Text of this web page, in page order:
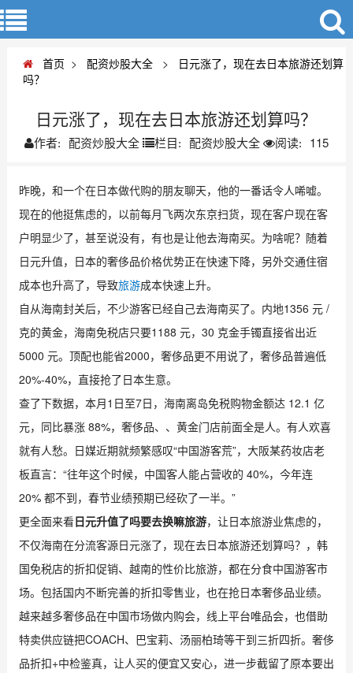
首页 > 配资炒股大全 >
日元涨了，现在去日本旅游还划算
吗？
日元涨了，现在去日本旅游还划算吗？
作者: 配资炒股大全 栏目: 配资炒股大全 阅读: 115
昨晚，和一个在日本做代购的朋友聊天，他的一番话令人唏嘘。
现在的他挺焦虑的，以前每月飞两次东京扫货，现在客户现在客
户明显少了，甚至说没有，有也是让他去海南买。为啥呢？随着
日元升值，日本的奢侈品价格优势正在快速下降，另外交通住宿
成本也升高了，导致旅游成本快速上升。
自从海南封关后，不少游客已经自己去海南买了。内地1356 元 /
克的黄金，海南免税店只要1188 元，30 克金手镯直接省出近
5000 元。顶配也能省2000，奢侈品更不用说了，奢侈品普遍低
20%-40%，直接抢了日本生意。
查了下数据，本月1日至7日，海南离岛免税购物金额达 12.1 亿
元，同比暴涨 88%，奢侈品、、黄金门店前面全是人。有人欢喜
就有人愁。日媒近期就频繁感叹“中国游客荒”，大阪某药妆店老
板直言：“往年这个时候，中国客人能占营收的 40%，今年连
20% 都不到，春节业绩预期已经砍了一半。”
更全面来看日元升值了吗要去换嘛旅游，让日本旅游业焦虑的，
不仅海南在分流客源日元涨了，现在去日本旅游还划算吗？，韩
国免税店的折扣促销、越南的性价比旅游，都在分食中国游客市
场。包括国内不断完善的折扣零售业，也在抢日本奢侈品业绩。
越来越多奢侈品在中国市场做内购会，线上平台唯品会，也借助
特卖供应链把COACH、巴宝莉、汤丽柏琦等干到三折四折。奢侈
品折扣+中检鉴真，让人买的便宜又安心，进一步截留了原本要出